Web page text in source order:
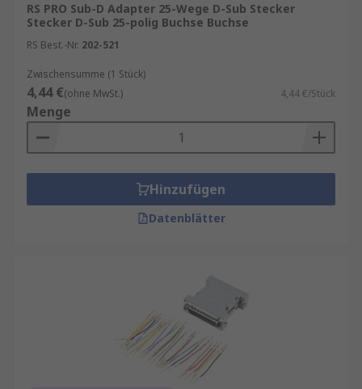
RS PRO Sub-D Adapter 25-Wege D-Sub Stecker
Stecker D-Sub 25-polig Buchse Buchse
RS Best.-Nr. 202-521
Zwischensumme (1 Stück)
4,44 €(ohne MwSt.) 4,44 €/Stück
Menge
Hinzufügen
Datenblätter